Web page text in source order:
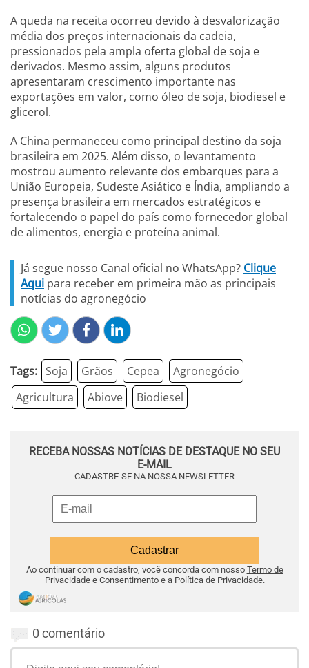
A queda na receita ocorreu devido à desvalorização
média dos preços internacionais da cadeia,
pressionados pela ampla oferta global de soja e
derivados. Mesmo assim, alguns produtos
apresentaram crescimento importante nas
exportações em valor, como óleo de soja, biodiesel e
glicerol.
A China permaneceu como principal destino da soja
brasileira em 2025. Além disso, o levantamento
mostrou aumento relevante dos embarques para a
União Europeia, Sudeste Asiático e Índia, ampliando a
presença brasileira em mercados estratégicos e
fortalecendo o papel do país como fornecedor global
de alimentos, energia e proteína animal.
Já segue nosso Canal oficial no WhatsApp? Clique
Aqui para receber em primeira mão as principais
notícias do agronegócio
Tags: Soja Grãos Cepea
Agronegócio
Agricultura
Abiove Biodiesel
RECEBA NOSSAS NOTÍCIAS DE DESTAQUE NO SEU
E-MAIL
CADASTRE-SE NA NOSSA NEWSLETTER
Ao continuar com o cadastro, você concorda com nosso Termo de
Privacidade e Consentimentoe a Política de Privacidade.
0 comentário